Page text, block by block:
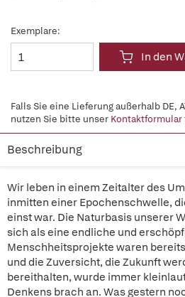
Exemplare:
In den
Falls Sie eine Lieferung außerhalb DE,
nutzen Sie bitte unser Kontaktformular
Beschreibung
Wir leben in einem Zeitalter des
inmitten einer Epochenschwelle,
einst war. Die Naturbasis unserer
sich als eine endliche und
Menschheitsprojekte waren
und die Zuversicht, die Zukunft
bereithalten, wurde immer
Denkens brach an. Was gestern